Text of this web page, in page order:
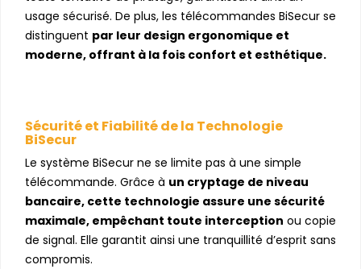
usage sécurisé. De plus, les télécommandes BiSecur se
distinguent par leur design ergonomique et
moderne, offrant à la fois confort et esthétique.
Sécurité et Fiabilité de la Technologie
BiSecur
Le système BiSecur ne se limite pas à une simple
télécommande. Grâce à un cryptage de niveau
bancaire, cette technologie assure une sécurité
maximale, empêchant toute interception ou copie
de signal. Elle garantit ainsi une tranquillité d’esprit sans
compromis.